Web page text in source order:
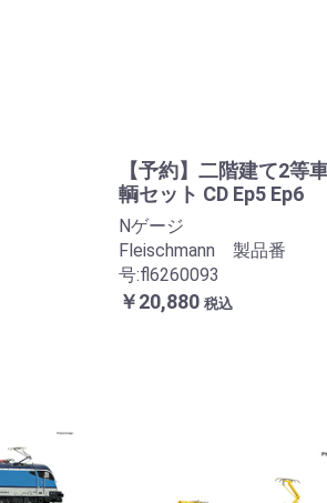
【予約】二階建て2等
輌セット CD Ep5 Ep6
Nゲージ
Fleischmann 製品番
号:fl6260093
￥20,880 税込